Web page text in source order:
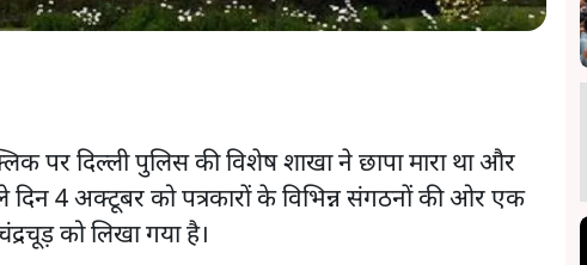
पर दिल्ली पुलिस की विशेष शाखा ने छापा मारा था और
दिन 4 अक्टूबर को पत्रकारों के विभिन्न संगठनों की ओर एक
को लिखा गया है।